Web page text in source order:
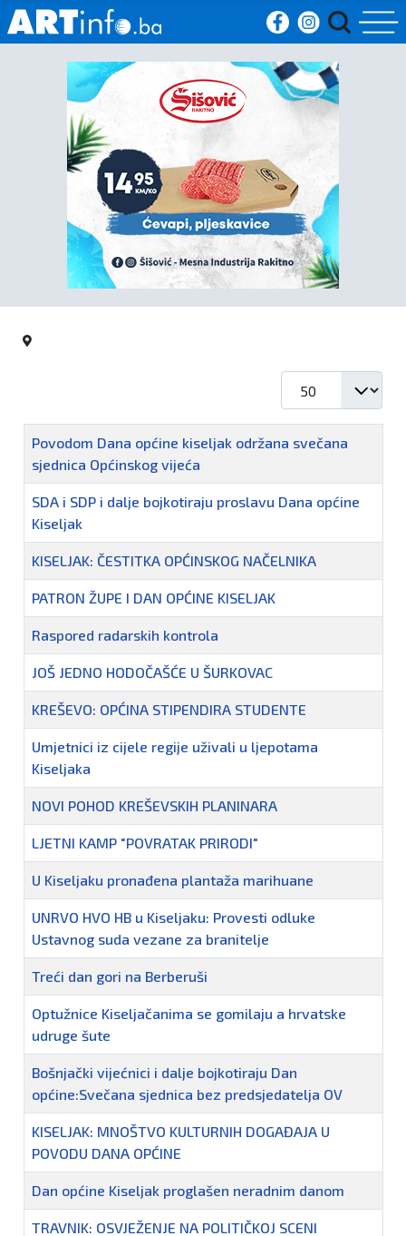
Početna
Vijesti
Sport
Kultura
Crna
kronika
Politika
Naziv
Povodom Dana općine kiseljak održana svečana
sjednica Općinskog vijeća
SDA i SDP i dalje bojkotiraju proslavu Dana općine
Kiseljak
KISELJAK: ČESTITKA OPĆINSKOG NAČELNIKA
PATRON ŽUPE I DAN OPĆINE KISELJAK
Raspored radarskih kontrola
JOŠ JEDNO HODOČAŠĆE U ŠURKOVAC
KREŠEVO: OPĆINA STIPENDIRA STUDENTE
Umjetnici iz cijele regije uživali u ljepotama
Kiseljaka
NOVI POHOD KREŠEVSKIH PLANINARA
LJETNI KAMP "POVRATAK PRIRODI"
U Kiseljaku pronađena plantaža marihuane
UNRVO HVO HB u Kiseljaku: Provesti odluke
Ustavnog suda vezane za branitelje
Treći dan gori na Berberuši
Optužnice Kiseljačanima se gomilaju a hrvatske
udruge šute
Bošnjački vijećnici i dalje bojkotiraju Dan
općine:Svečana sjednica bez predsjedatelja OV
KISELJAK: MNOŠTVO KULTURNIH DOGAĐAJA U
POVODU DANA OPĆINE
Dan općine Kiseljak proglašen neradnim danom
TRAVNIK: OSVJEŽENJE NA POLITIČKOJ SCENI